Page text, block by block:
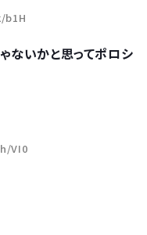
b1H
ないかと思ってポロシ
VI0